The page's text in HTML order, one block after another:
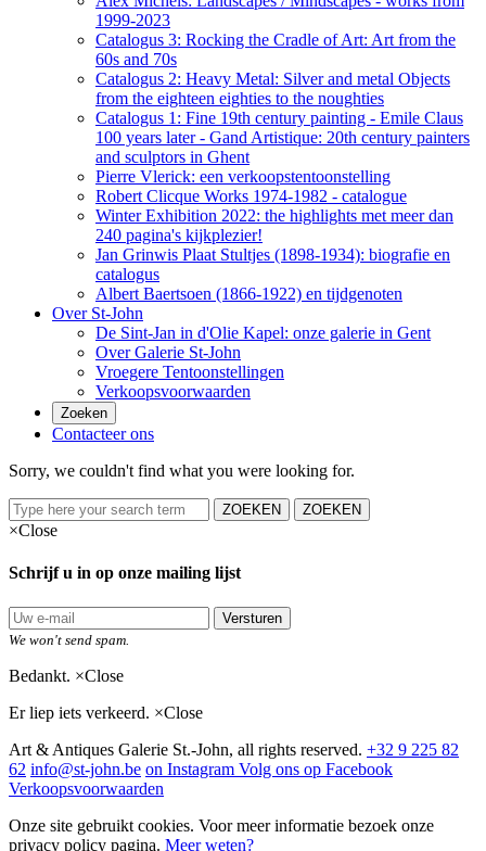
1999-2023
Catalogus 3: Rocking the Cradle of Art: Art from the
60s and 70s
Catalogus 2: Heavy Metal: Silver and metal Objects
from the eighteen eighties to the noughties
Catalogus 1: Fine 19th century painting - Emile Claus
100 years later - Gand Artistique: 20th century painters
and sculptors in Ghent
Pierre Vlerick: een verkoopstentoonstelling
Robert Clicque Works 1974-1982 - catalogue
Winter Exhibition 2022: the highlights met meer dan
240 pagina's kijkplezier!
Jan Grinwis Plaat Stultjes (1898-1934): biografie en
catalogus
Albert Baertsoen (1866-1922) en tijdgenoten
Over St-John
De Sint-Jan in d'Olie Kapel: onze galerie in Gent
Over Galerie St-John
Vroegere Tentoonstellingen
Verkoopsvoorwaarden
Zoeken
Contacteer ons
Sorry, we couldn't find what you were looking for.
ZOEKEN ZOEKEN
×Close
Schrijf u in op onze mailing lijst
Versturen
We won't send spam.
Bedankt. ×Close
Er liep iets verkeerd. ×Close
Art & Antiques Galerie St.-John, all rights reserved. +32 9 225 82
62 info@st-john.be on Instagram Volg ons op Facebook
Verkoopsvoorwaarden
Onze site gebruikt cookies. Voor meer informatie bezoek onze
privacy policy pagina. Meer weten?